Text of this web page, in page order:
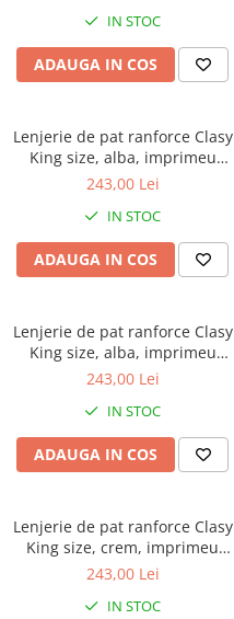
IN STOC
ADAUGA IN COS
Lenjerie de pat ranforce Clasy
King size, alba, imprimeu
floral multicolor cu dungi,
243,00 Lei
IN STOC
ADAUGA IN COS
Lenjerie de pat ranforce Clasy
King size, alba, imprimeu
floral multicolor, PALITRA V1
243,00 Lei
IN STOC
ADAUGA IN COS
Lenjerie de pat ranforce Clasy
King size, crem, imprimeu
botanic cu frunze, HENA V2
243,00 Lei
IN STOC